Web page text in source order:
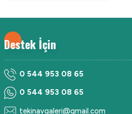
Destek İçin
0 544 953 08 65
0 544 953 08 65
tekinavgaleri@gmail.com